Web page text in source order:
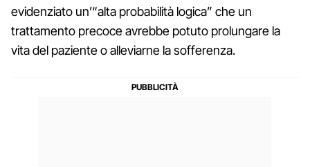
evidenziato un’“alta probabilità logica” che un
trattamento precoce avrebbe potuto prolungare la
vita del paziente o alleviarne la sofferenza.